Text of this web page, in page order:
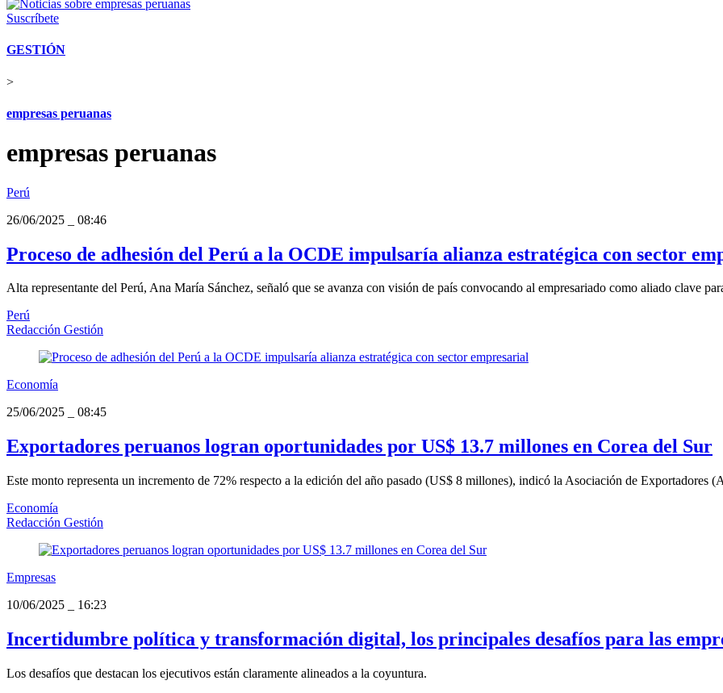
Suscríbete
GESTIÓN
>
empresas peruanas
empresas peruanas
Perú
26/06/2025
08:46
Proceso de adhesión del Perú a la OCDE impulsaría alianza estratégica con sector
Alta representante del Perú, Ana María Sánchez, señaló que se avanza con visión de país convocando al empresariado como aliado clave
Perú
Redacción Gestión
Economía
25/06/2025
08:45
Exportadores peruanos logran oportunidades por US$ 13.7 millones en Corea del Sur
Este monto representa un incremento de 72% respecto a la edición del año pasado (US$ 8 millones), indicó la Asociación de Exportadores
Economía
Redacción Gestión
Empresas
10/06/2025
16:23
Incertidumbre política y transformación digital, los principales desafíos para las
Los desafíos que destacan los ejecutivos están claramente alineados a la coyuntura.